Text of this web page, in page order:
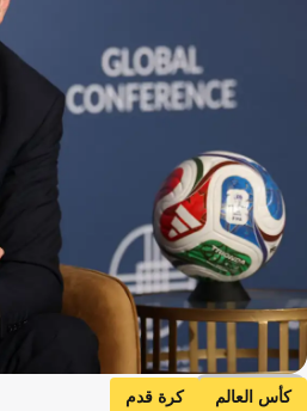
Getty Images
كأس العالم كرة قدم